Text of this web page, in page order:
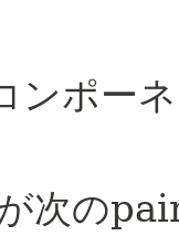
ンポー
次の